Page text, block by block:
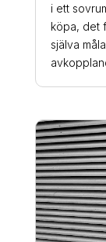
i ett
köpa, det
själva